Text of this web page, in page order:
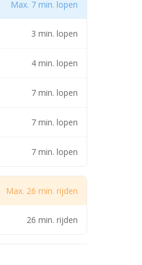
Max. 7 min. lopen
3 min. lopen
4 min. lopen
7 min. lopen
7 min. lopen
7 min. lopen
Max. 26 min. rijden
26 min. rijden